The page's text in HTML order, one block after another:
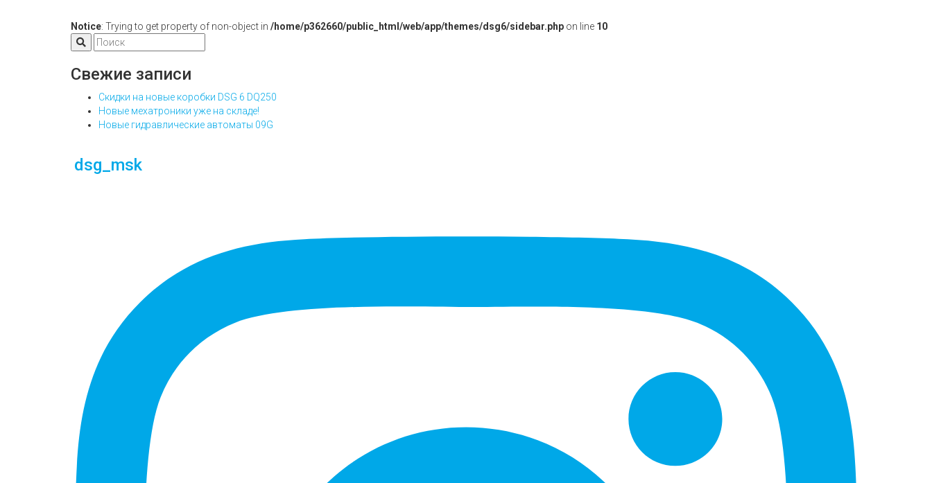
Notice: Trying to get property of non-object in /home/p362660/public_html/web/app/themes/dsg6/sidebar.php on line 10
Свежие записи
Скидки на новые коробки DSG 6 DQ250
Новые мехатроники уже на складе!
Новые гидравлические автоматы 09G
dsg_msk